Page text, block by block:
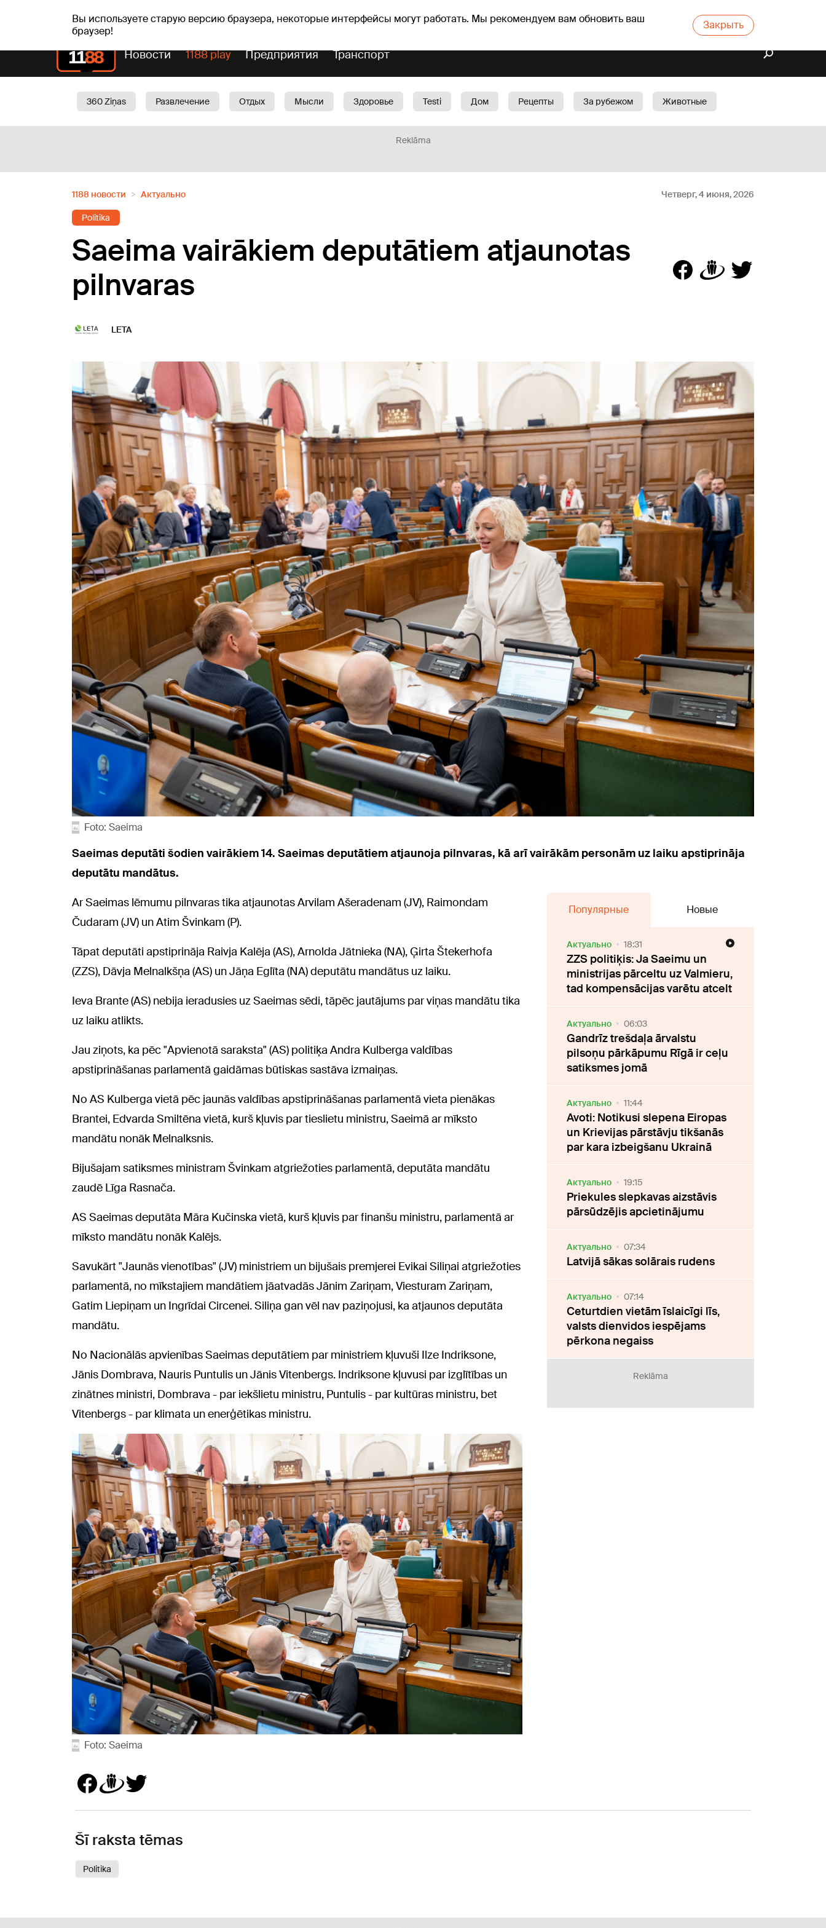
Вы используете старую версию браузера, некоторые интерфейсы могут работать. Мы рекомендуем вам обновить ваш
браузер!
Закрыть
пт, 07.08.2026. +16°C Mudīte, Vladislava, Vladislavs Прогноз погоды Гороскопы
Новости 1188 play Предприятия Транспорт
360 Ziņas Развлечение Отдых Мысли Здоровье Testi Дом Рецепты За рубежом
Животные
Reklāma
1188 новости Актуально Четверг, 4 июня, 2026
Politika
Saeima vairākiem deputātiem atjaunotas
pilnvaras
LETA
Foto: Saeima
Saeimas deputāti šodien vairākiem 14. Saeimas deputātiem atjaunoja pilnvaras, kā arī vairākām personām uz laiku apstiprināja
deputātu mandātus.
Ar Saeimas lēmumu pilnvaras tika atjaunotas Arvilam Ašeradenam (JV), Raimondam
Čudaram (JV) un Atim Švinkam (P).
Tāpat deputāti apstiprināja Raivja Kalēja (AS), Arnolda Jātnieka (NA), Ģirta Štekerhofa
(ZZS), Dāvja Melnalkšņa (AS) un Jāņa Eglīta (NA) deputātu mandātus uz laiku.
Ieva Brante (AS) nebija ieradusies uz Saeimas sēdi, tāpēc jautājums par viņas mandātu tika
uz laiku atlikts.
Jau ziņots, ka pēc "Apvienotā saraksta" (AS) politiķa Andra Kulberga valdības
apstiprināšanas parlamentā gaidāmas būtiskas sastāva izmaiņas.
No AS Kulberga vietā pēc jaunās valdības apstiprināšanas parlamentā vieta pienākas
Brantei, Edvarda Smiltēna vietā, kurš kļuvis par tieslietu ministru, Saeimā ar mīksto
mandātu nonāk Melnalksnis.
Bijušajam satiksmes ministram Švinkam atgriežoties parlamentā, deputāta mandātu
zaudē Līga Rasnača.
AS Saeimas deputāta Māra Kučinska vietā, kurš kļuvis par finanšu ministru, parlamentā ar
mīksto mandātu nonāk Kalējs.
Savukārt "Jaunās vienotības" (JV) ministriem un bijušais premjerei Evikai Siliņai atgriežoties
parlamentā, no mīkstajiem mandātiem jāatvadās Jānim Zariņam, Viesturam Zariņam,
Gatim Liepiņam un Ingrīdai Circenei. Siliņa gan vēl nav paziņojusi, ka atjaunos deputāta
mandātu.
No Nacionālās apvienības Saeimas deputātiem par ministriem kļuvuši Ilze Indriksone,
Jānis Dombrava, Nauris Puntulis un Jānis Vitenbergs. Indriksone kļuvusi par izglītības un
zinātnes ministri, Dombrava - par iekšlietu ministru, Puntulis - par kultūras ministru, bet
Vitenbergs - par klimata un enerģētikas ministru.
Foto: Saeima
Популярные Новые
Актуально 18:31
ZZS politiķis: Ja Saeimu un
ministrijas pārceltu uz Valmieru,
tad kompensācijas varētu atcelt
Актуально 06:03
Gandrīz trešdaļa ārvalstu
pilsoņu pārkāpumu Rīgā ir ceļu
satiksmes jomā
Актуально 11:44
Avoti: Notikusi slepena Eiropas
un Krievijas pārstāvju tikšanās
par kara izbeigšanu Ukrainā
Актуально 19:15
Priekules slepkavas aizstāvis
pārsūdzējis apcietinājumu
Актуально 07:34
Latvijā sākas solārais rudens
Актуально 07:14
Ceturtdien vietām īslaicīgi līs,
valsts dienvidos iespējams
pērkona negaiss
Reklāma
Šī raksta tēmas
Politika